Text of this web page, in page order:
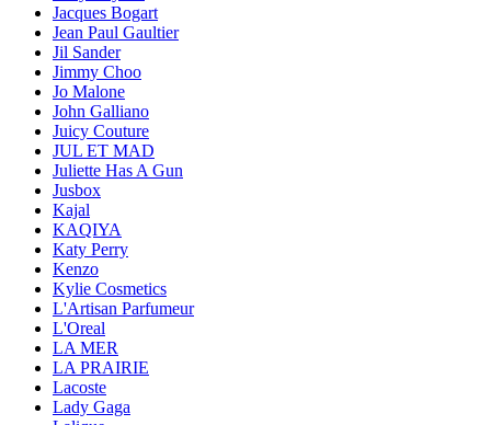
Jacques Bogart
Jean Paul Gaultier
Jil Sander
Jimmy Choo
Jo Malone
John Galliano
Juicy Couture
JUL ET MAD
Juliette Has A Gun
Jusbox
Kajal
KAQIYA
Katy Perry
Kenzo
Kylie Cosmetics
L'Artisan Parfumeur
L'Oreal
LA MER
LA PRAIRIE
Lacoste
Lady Gaga